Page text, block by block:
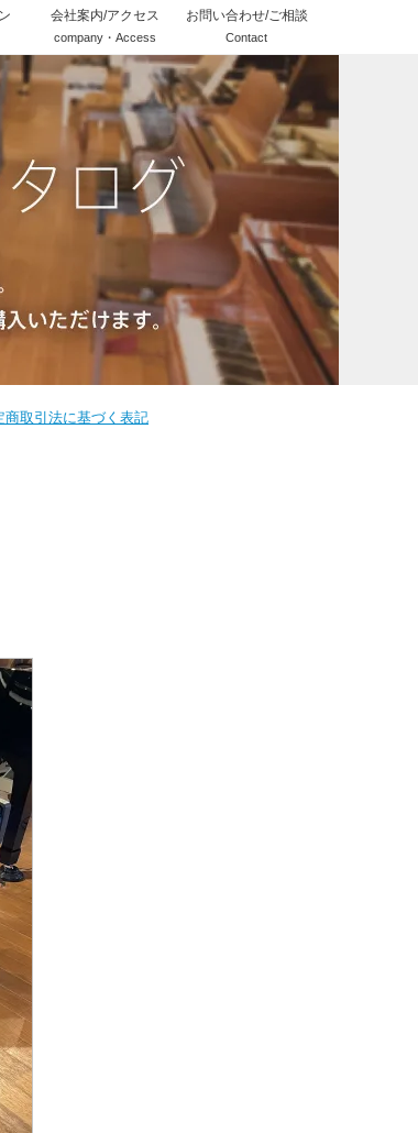
会社案内/アクセス
company・Access
お問い合わせ/ご相談
Contact
商取引法に基づく表記